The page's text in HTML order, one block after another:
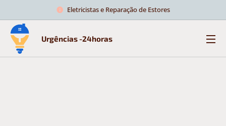
Eletricistas e Reparação de Estores
Urgências -24horas